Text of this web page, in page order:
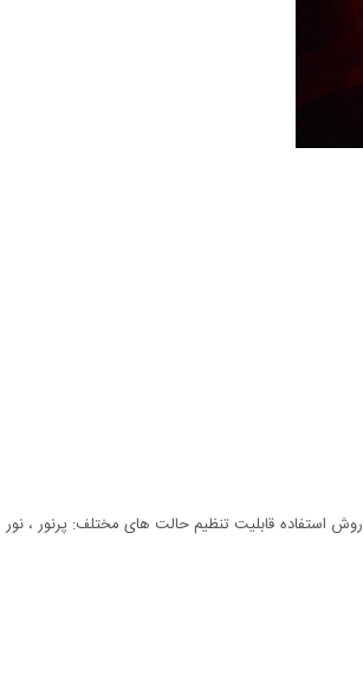
- قابلیت روشنایی در 11 حالت مختلف به صورت فانوسی (با نور های قرمز یا سفید) و یا روشنایی به عنوان چراغ قوه معمولی (در هر 2 روش استفاده قابلیت